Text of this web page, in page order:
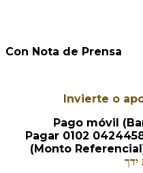
Con Nota de Prensa
Invierte o
Pago móvil
Pagar 0102
(Monto